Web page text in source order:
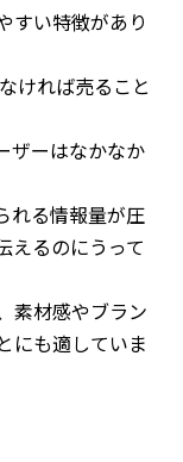
すい特徴があり
ければ売ること
ザーはなかなか
れる情報量が圧
えるのにうって
素材感やブラン
にも適していま